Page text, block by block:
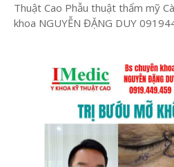
Thuật Cao Phẫu thuật thẩm mỹ
khoa NGUYỄN ĐẶNG DUY